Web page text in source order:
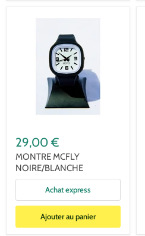
29,00 €
MONTRE MCFLY
NOIRE/BLANCHE
Achat express
Ajouter au panier